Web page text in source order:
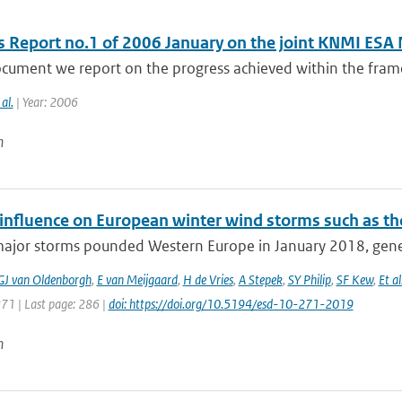
Report no.1 of 2006 January on the joint KNMI ESA
we report on the progress achieved within the
| Year: 2006
on European winter wind storms such as
storms pounded Western Europe in January 2018,
van Oldenborgh, E van Meijgaard, H de Vries, A Stepek, SY Philip, SF Kew, Et
| Last page: 286 | doi: https://doi.org/10.5194/esd-10-271-2019